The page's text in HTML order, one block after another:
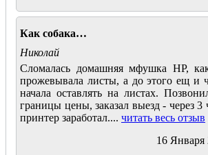
Как собака…
Николай
Cломалась домашняя мфушка НР,
прожевывала листы, а до этого ещ и
начала оставлять на листах.
границы цены, заказал выезд - через 3
принтер заработал.... читать весь отзыв
16 Января